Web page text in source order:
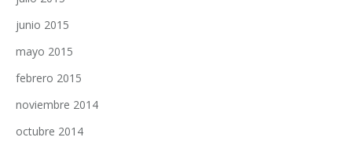
junio 2015
mayo 2015
febrero 2015
noviembre 2014
octubre 2014